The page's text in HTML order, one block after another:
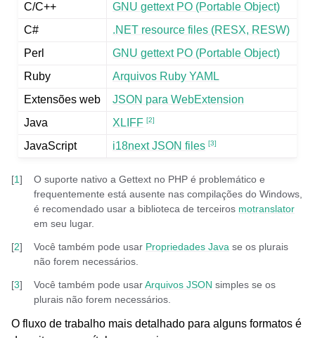
C/C++
GNU gettext PO (Portable Object)
C#
.NET resource files (RESX, RESW)
Perl
GNU gettext PO (Portable Object)
Ruby
Arquivos Ruby YAML
Extensões web
JSON para WebExtension
Java
XLIFF [2]
JavaScript i18next JSON files [3]
[1]
O suporte nativo a Gettext no PHP é problemático e
frequentemente está ausente nas compilações do Windows,
é recomendado usar a biblioteca de terceiros motranslator
em seu lugar.
[2] Você também pode usar Propriedades Java se os plurais
não forem necessários.
[3] Você também pode usarArquivos JSON simples se os
plurais não forem necessários.
O fluxo de trabalho mais detalhado para alguns formatos é